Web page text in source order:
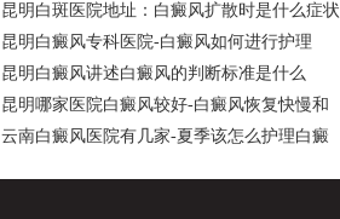
昆明白斑医院地址：白癜风扩散时是什么症状
昆明白癜风专科医院-白癜风如何进行护理
昆明白癜风讲述白癜风的判断标准是什么
昆明哪家医院白癜风较好-白癜风恢复快慢和
云南白癜风医院有几家-夏季该怎么护理白癜